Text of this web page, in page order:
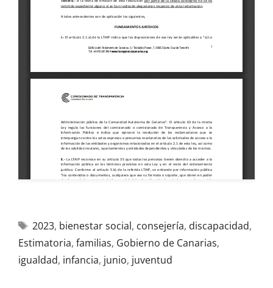
2023, bienestar social, consejería, discapacidad,
Estimatoria, familias, Gobierno de Canarias,
igualdad, infancia, junio, juventud